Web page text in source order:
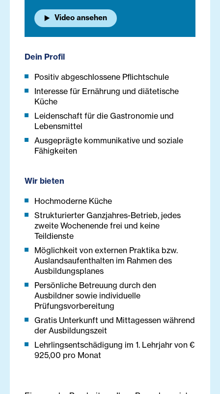
Video ansehen
Dein Profil
Positiv abgeschlossene Pflichtschule
Interesse für Ernährung und diätetische
Küche
Leidenschaft für die Gastronomie und
Lebensmittel
Ausgeprägte kommunikative und soziale
Fähigkeiten
Wir bieten
Hochmoderne Küche
Strukturierter Ganzjahres-Betrieb, jedes
zweite Wochenende frei und keine
Teildienste
Möglichkeit von externen Praktika bzw.
Auslandsaufenthalten im Rahmen des
Ausbildungsplanes
Persönliche Betreuung durch den
Ausbildner sowie individuelle
Prüfungsvorbereitung
Gratis Unterkunft und Mittagessen während
der Ausbildungszeit
Lehrlingsentschädigung im 1. Lehrjahr von €
925,00 pro Monat